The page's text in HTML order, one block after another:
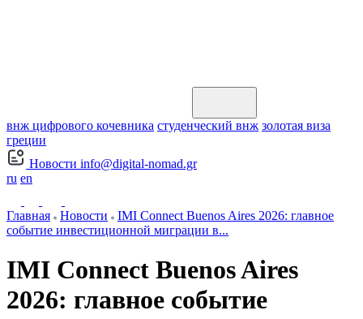
внж цифрового кочевника студенческий внж золотая виза
греции
Новости info@digital-nomad.gr
ru en
Главная Новости
IMI Connect Buenos Aires 2026: главное
событие инвестиционной миграции в...
IMI Connect Buenos Aires
2026: главное событие